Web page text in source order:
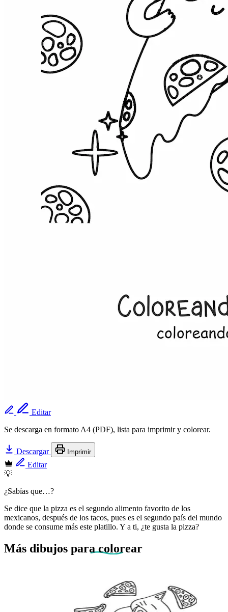
Editar
Se descarga en formato A4 (PDF), lista para imprimir y colorear.
Descargar Imprimir
Editar
💡
¿Sabías que…?
Se dice que la pizza es el segundo alimento favorito de los
mexicanos, después de los tacos, pues es el segundo país del mundo
donde se consume más este platillo. Y a ti, ¿te gusta la pizza?
Más dibujos para colorear